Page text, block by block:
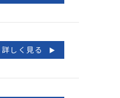
詳しく見る